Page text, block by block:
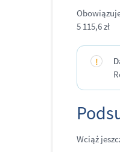
5 115,6 zł
Wciąż